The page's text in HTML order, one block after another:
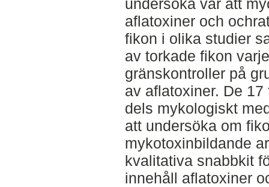
undersöka var att
aflatoxiner och
fikon i olika studier
av torkade fikon
gränskontroller på
av aflatoxiner. De
dels mykologiskt
att undersöka om
mykotoxinbildande
kvalitativa snabbkit
innehåll aflatoxiner